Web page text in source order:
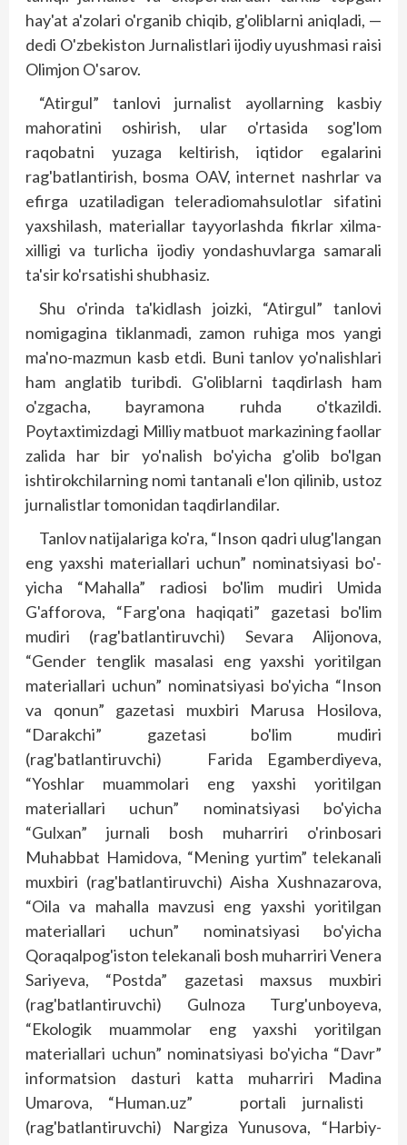
hay'at a'zolari o'rganib chiqib, g'oliblarni aniqladi, —
dedi O'zbekiston Jurnalistlari ijodiy uyushmasi raisi
Olimjon O'sarov.
“Atirgul” tanlovi jurnalist ayollarning kasbiy
mahoratini oshirish, ular o'rtasida sog'lom
raqobatni yuzaga keltirish, iqtidor egalarini
rag'batlantirish, bosma OAV, internet nashrlar va
efirga uzatiladigan teleradiomahsulotlar sifatini
yaxshilash, materiallar tayyorlashda fikrlar xilma-
xilligi va turlicha ijodiy yondashuvlarga samarali
ta'sir ko'rsatishi shubhasiz.
Shu o'rinda ta'kidlash joizki, “Atirgul” tanlovi
nomigagina tiklanmadi, zamon ruhiga mos yangi
ma'no-mazmun kasb etdi. Buni tanlov yo'nalishlari
ham anglatib turibdi. G'oliblarni taqdirlash ham
o'zgacha, bayramona ruhda o'tkazildi.
Poytaxtimizdagi Milliy matbuot markazining faollar
zalida har bir yo'nalish bo'yicha g'olib bo'lgan
ishtirokchilarning nomi tantanali e'lon qilinib, ustoz
jurnalistlar tomonidan taqdirlandilar.
Tanlov natijalariga ko'ra, “Inson qadri ulug'langan
eng yaxshi materiallari uchun” nominatsiyasi bo'­
yicha “Mahalla” radiosi bo'lim mudiri Umida
G'afforova, “Farg'ona haqiqati” gazetasi bo'lim
mudiri (rag'batlantiruvchi) Sevara Alijonova,
“Gender teng­lik masalasi eng yaxshi yoritilgan
materiallari uchun” nominatsiyasi bo'yicha “Inson
va qonun” gazetasi muxbiri Marusa Hosilova,
“Darakchi” gazetasi bo'lim mudiri
(rag'batlantiruvchi) Farida Egamberdiyeva,
“Yoshlar muammolari eng yaxshi yoritilgan
materiallari uchun” nominatsiyasi bo'yicha
“Gulxan” jurnali bosh muharriri o'rinbosari
Muhabbat Hamidova, “Mening yurtim” telekanali
muxbiri (rag'batlantiruvchi) Aisha Xushnazarova,
“Oila va mahalla mavzusi eng yaxshi yoritilgan
materiallari uchun” nominatsiyasi bo'yicha
Qoraqalpog'iston telekanali bosh muharriri Venera
Sariyeva, “Postda” gazetasi maxsus muxbiri
(rag'batlantiruvchi) Gulnoza Turg'unboyeva,
“Ekologik muammolar eng yaxshi yoritilgan
materiallari uchun” nominatsiyasi bo'yicha “Davr”
informatsion dasturi katta muharriri Madina
Umarova, “Human.uz” portali jurnalisti
(rag'batlantiruvchi) Nargiza Yunusova, “Harbiy-